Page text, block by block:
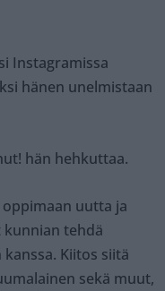
Instagramissa
hänen unelmistaan
hän hehkuttaa.
uutta ja
kunnian tehdä
Kiitos siitä
sekä muut,